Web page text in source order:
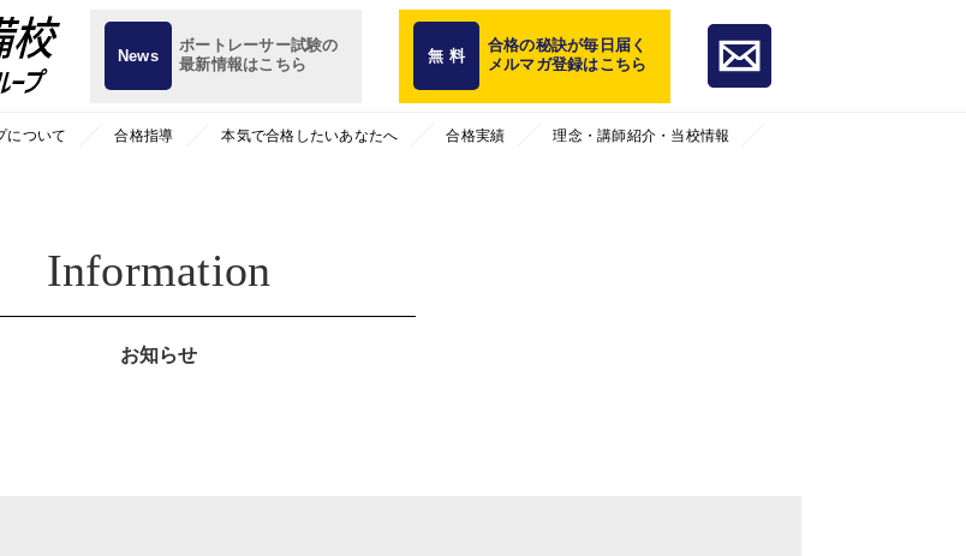
News
ボートレーサー試験の
最新情報はこちら
無 料
合格の秘訣が毎日届く
メルマガ登録はこちら
について 合格指導 本気で合格したいあなたへ 合格実績 理念・講師紹介・当校情報
Information
お知らせ